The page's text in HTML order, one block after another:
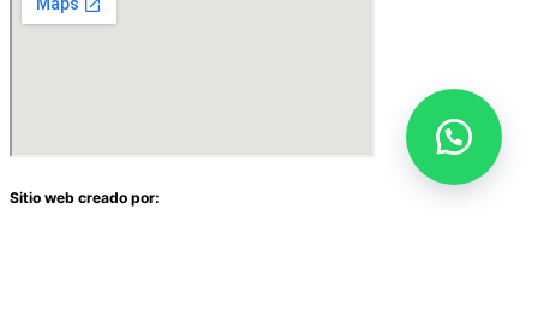
Sitio web creado por: